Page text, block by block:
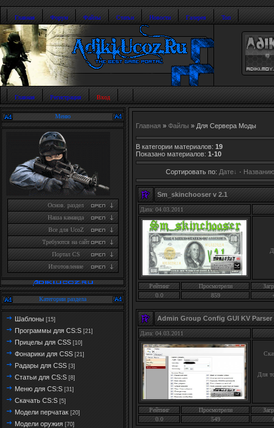
Главная Форум Файлы Статьи Новости Галерея Топ
Главная Регистрация Вход
Меню
Основ. раздел
Наша каманда
Все для UcoZ
Требуются на сайт
Портал CS
Изготовление
Категории раздела
Шаблоны [15]
Программы для CS:S [21]
Прицелы для CSS [10]
Фонарики для CSS [21]
Радары для CSS [3]
Статьи для CS:S [8]
Меню для CS:S [31]
Скачать CS:S [5]
Модели перчатак [20]
Модели оружия [70]
Главная » Файлы » Для Сервера Моды
В категории материалов: 19
Показано материалов: 1-10
Сортировать по: Дате · Названию
Sm_skinchooser v 2.1
Дата: 04.03.2011
Рейтинг Просмотрели
0.0
859
Admin Group Config GUI KV
Дата: 04.03.2011
Для
Рейтинг Просмотрели
0.0
549